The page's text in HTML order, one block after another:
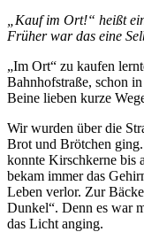
„Kauf im Ort!“ heißt
Früher war das eine
„Im Ort“ zu kaufen
Bahnhofstraße, schon
Beine lieben kurze
Wir wurden über die
Brot und Brötchen
konnte Kirschkerne bis
bekam immer das
Leben verlor. Zur
Dunkel“. Denn es war
das Licht anging.